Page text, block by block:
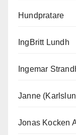
Hundpratare
IngBritt Lundh
Ingemar
Janne
Jonas Kocken